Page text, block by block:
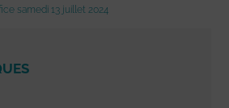
samedi 13 juillet 2024